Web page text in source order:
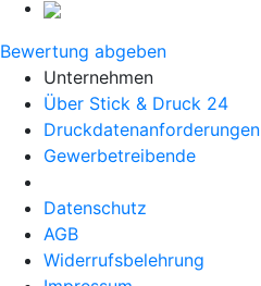
Bewertung abgeben
Unternehmen
Über Stick & Druck 24
Druckdatenanforderungen
Gewerbetreibende
Datenschutz
AGB
Widerrufsbelehrung